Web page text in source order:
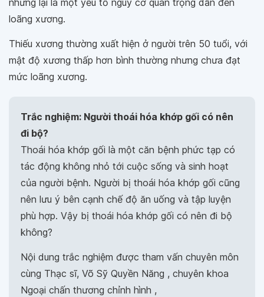
nhưng lại là một yếu tố nguy cơ quan trọng dẫn đến
loãng xương.
Thiếu xương thường xuất hiện ở người trên 50 tuổi, với
mật độ xương thấp hơn bình thường nhưng chưa đạt
mức loãng xương.
Trắc nghiệm: Người thoái hóa khớp gối có nên
đi bộ?
Thoái hóa khớp gối là một căn bệnh phức tạp có
tác động không nhỏ tới cuộc sống và sinh hoạt
của người bệnh. Người bị thoái hóa khớp gối cũng
nên lưu ý bên cạnh chế độ ăn uống và tập luyện
phù hợp. Vậy bị thoái hóa khớp gối có nên đi bộ
không?
Nội dung trắc nghiệm được tham vấn chuyên môn
cùng Thạc sĩ, Võ Sỹ Quyền Năng , chuyên khoa
Ngoại chấn thương chỉnh hình ,